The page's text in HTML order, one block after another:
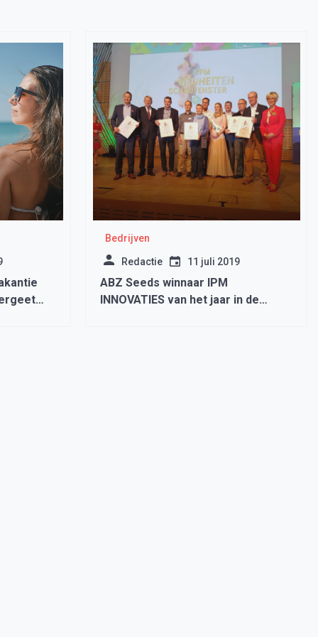
Bedrijven
Redactie 11 juli 2019
ABZ Seeds winnaar IPM
INNOVATIES van het jaar in de